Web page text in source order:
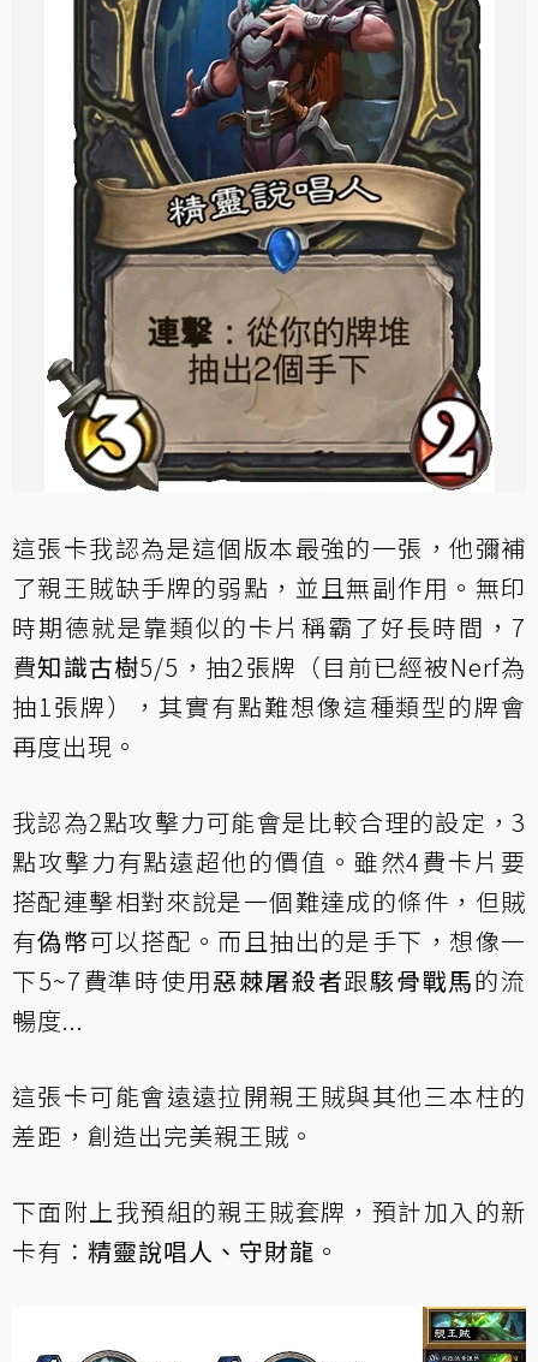
這張卡我認為是這個版本最強的一張，他彌補
了親王賊缺手牌的弱點，並且無副作用。無印
時期德就是靠類似的卡片稱霸了好長時間，7
費知識古樹5/5，抽2張牌（目前已經被Nerf為
抽1張牌），其實有點難想像這種類型的牌會
再度出現。
我認為2點攻擊力可能會是比較合理的設定，3
點攻擊力有點遠超他的價值。雖然4費卡片要
搭配連擊相對來說是一個難達成的條件，但賊
有偽幣可以搭配。而且抽出的是手下，想像一
下5~7費準時使用惡棘屠殺者跟駭骨戰馬的流
暢度...
這張卡可能會遠遠拉開親王賊與其他三本柱的
差距，創造出完美親王賊。
下面附上我預組的親王賊套牌，預計加入的新
卡有： 精靈說唱人、守財龍 。